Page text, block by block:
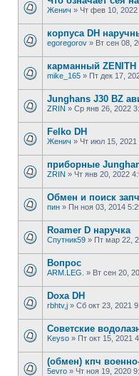
Женич » Чт фев 10, 2022
корпуса DH
egoregorov » Вт сен 08,
карманный ZENITH
mike_165 » Пт дек 17,
Junghans J30 BZ
ZRIN » Ср янв 26, 2022
Felko DH
Женич » Чт июл 15, 2021
приборные
ZRIN » Чт янв 20, 2022
Обмен и поиск
пин » Пн ноя 03, 2014
Roamer D наручка
Спутник59 » Пт мар 22,
Вопрос
ARM.LEG. » Вт сен 20,
Doxa DH
rbhtv,j » Сб окт 23, 2021
Советские
Keyso » Пт окт 15, 2021
(обмен) кпч
5evro » Чт ноя 19, 2020